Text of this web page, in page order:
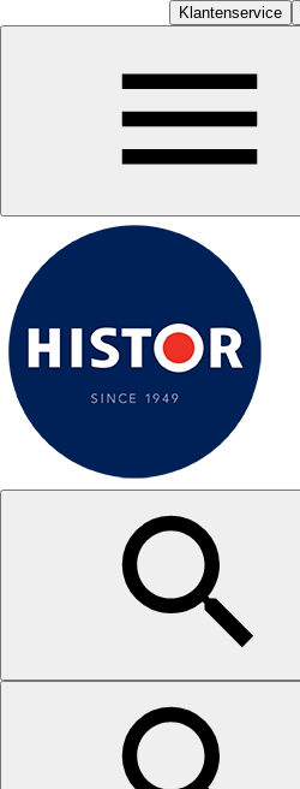
Klantenservice